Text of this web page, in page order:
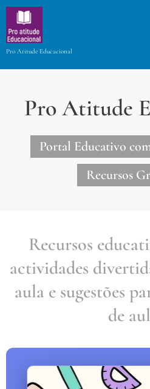
Pro Atitude Educacional
Pro Atitude
Portal Educativo
Recursos
Recursos
actividades
aula e sugestões
de